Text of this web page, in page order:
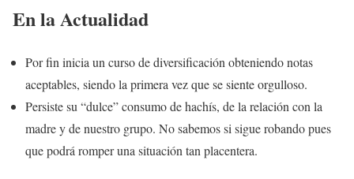
En la Actualidad
Por fin inicia un curso de diversificación obteniendo notas
aceptables, siendo la primera vez que se siente orgulloso.
Persiste su “dulce” consumo de hachís, de la relación con la
madre y de nuestro grupo. No sabemos si sigue robando pues
que podrá romper una situación tan placentera.